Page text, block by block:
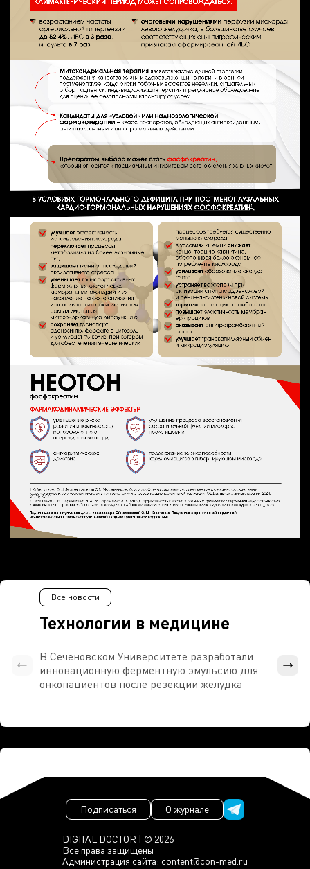
Технологии в медицине
Все новости
В Сеченовском Университете разработали
инновационную ферментную эмульсию для
онкопациентов после резекции желудка
DIGITAL DOCTOR | © 2026
Все права защищены
Администрация сайта: content@con-med.ru
Подписаться О журнале